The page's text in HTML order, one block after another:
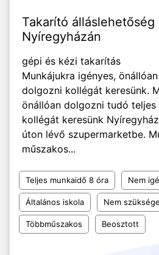
Takarító álláslehetőség
Nyíregyházán
gépi és kézi takarítás
Munkájukra igényes, önállóan
dolgozni kollégát keresünk.
önállóan dolgozni tudó
kollégát keresünk
úton lévő szupermarketbe.
műszakos...
Teljes munkaidő 8 óra Nem
Általános iskola Nem
Többműszakos Beosztott